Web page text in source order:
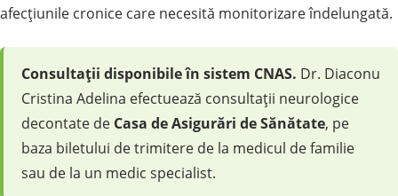
afecțiunile cronice care necesită monitorizare îndelungată.
Consultații disponibile în sistem CNAS. Dr. Diaconu
Cristina Adelina efectuează consultații neurologice
decontate de Casa de Asigurări de Sănătate, pe
baza biletului de trimitere de la medicul de familie
sau de la un medic specialist.